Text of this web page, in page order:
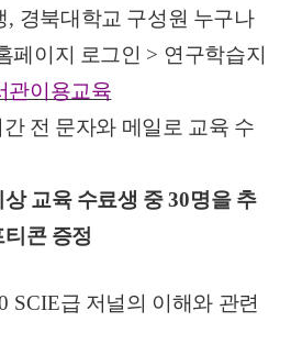
, 경북대학교 구성원 누구나
페이지 로그인 > 연구학습지
관이용교육
간 전 문자와 메일로 교육 수
상 교육 수료생 중30명을 추
콘 증정
SCIE급 저널의 이해와 관련